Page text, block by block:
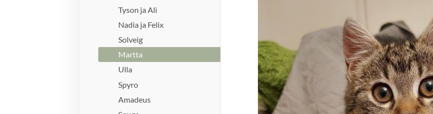
Tyson ja Ali
Nadia ja Felix
Solveig
Martta
Ulla
Spyro
Amadeus